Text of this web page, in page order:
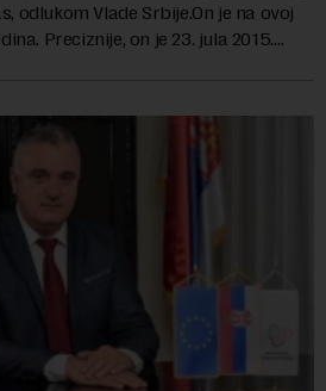
odlukom Vlade Srbije.On je na ovoj
Preciznije, on je 23. jula 2015.